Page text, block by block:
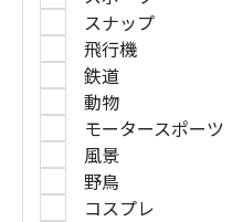
スナップ
飛行機
鉄道
動物
モータースポーツ
風景
野鳥
コスプレ